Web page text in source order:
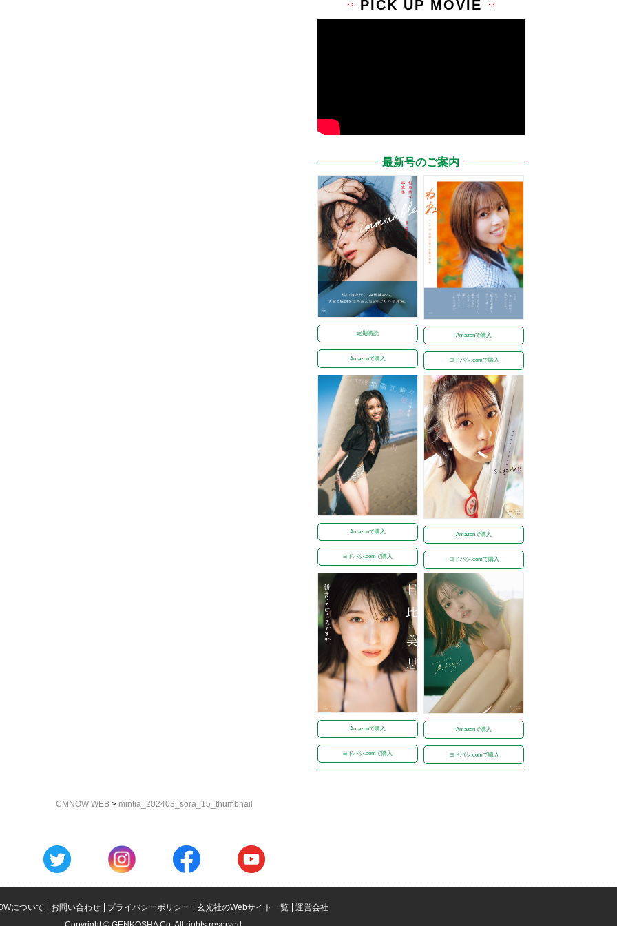
PICK UP MOVIE
最新号のご案内
定期購読
Amazonで購入
Amazonで購入
ヨドバシ.comで購入
Amazonで購入
ヨドバシ.comで購入
Amazonで購入
ヨドバシ.comで購入
Amazonで購入
ヨドバシ.comで購入
Amazonで購入
ヨドバシ.comで購入
CMNOW WEB > mintia_202403_sora_15_thumbnail
について お問い合わせ プライバシーポリシー 玄光社のWebサイト一覧
運営会社